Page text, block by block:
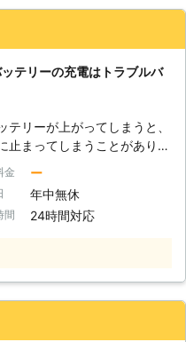
ーケーブルでバッテリーに繋
ンプスターターでバッテリ
ジンがかかる程度の電気を送
ンジンが動き出す 「え、
思うかもしれません。しか
なれていない作業ではケーブ
るのです。弊社にジャンプス
業をご依頼いただければ、お
電することなく無事にエンジ
対応可能！車のバッテリー上
者に作業を依頼しようと思
の対処をおこなうこともでき
者に依頼するのがおすすめで
安全に作業をおこなってほし
私達までお問い合わせくださ
もお任せください】 有馬株
、東京都・埼玉県・千葉県・
方に対応しております。 経
った電圧で電力を供給し、エ
かけるお手伝いをいたしま
テリーの充電はトラブルバ
テリーが上がってしまうと、
止まってしまうことがありま
中などの夜道で人があまりい
ろでバッテリーが上がってし
いつ復旧できるかわからなく
細いでしょう。 「できる
させたい……」そんなときこ
金 ー
年中無休
間 24時間対応